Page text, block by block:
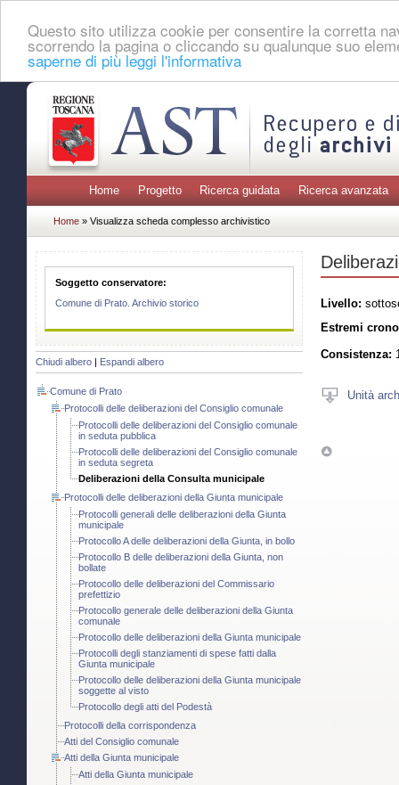
Questo sito utilizza cookie per consentire la corretta
scorrendo la pagina o cliccando su qualunque suo
saperne di più leggi l'informativa
Home Progetto Ricerca guidata Ricerca avanzata
Home » Visualizza scheda complesso archivistico
Soggetto conservatore:
Comune di Prato. Archivio storico
Chiudi albero Espandi albero
Comune di Prato
Protocolli delle deliberazioni del Consiglio comunale
Protocolli delle deliberazioni del Consiglio comunale
in seduta pubblica
Protocolli delle deliberazioni del Consiglio comunale
in seduta segreta
Deliberazioni della Consulta municipale
Protocolli delle deliberazioni della Giunta municipale
Protocolli generali delle deliberazioni della Giunta
municipale
Protocollo A delle deliberazioni della Giunta, in bollo
Protocollo B delle deliberazioni della Giunta, non
bollate
Protocollo delle deliberazioni del Commissario
prefettizio
Protocollo generale delle deliberazioni della Giunta
comunale
Protocollo delle deliberazioni della Giunta municipale
Protocolli degli stanziamenti di spese fatti dalla
Giunta municipale
Protocollo delle deliberazioni della Giunta municipale
soggette al visto
Protocollo degli atti del Podestà
Protocolli della corrispondenza
Atti del Consiglio comunale
Atti della Giunta municipale
Atti della Giunta municipale
Livello:
Estremi
Consistenza:
Unità